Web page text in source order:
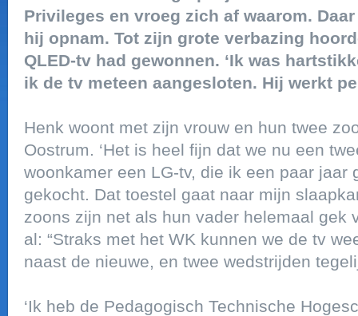
Privileges en vroeg zich af waarom.
hij opnam. Tot zijn grote verbazing
QLED-tv had gewonnen. ‘Ik was
ik de tv meteen aangesloten. Hij werkt
Henk woont met zijn vrouw en hun twee
Oostrum. ‘Het is heel fijn dat we nu een
woonkamer een LG-tv, die ik een paar jaar
gekocht. Dat toestel gaat naar mijn
zoons zijn net als hun vader helemaal gek
al: “Straks met het WK kunnen we de tv
naast de nieuwe, en twee wedstrijden
‘Ik heb de Pedagogisch Technische